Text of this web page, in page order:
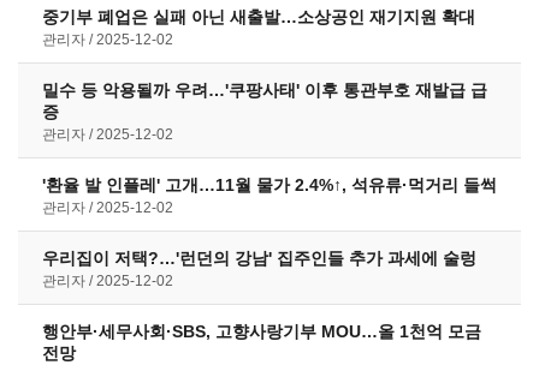
중기부 폐업은 실패 아닌 새출발…소상공인 재기지원 확대
관리자 2025-12-02
밀수 등 악용될까 우려…'쿠팡사태' 이후 통관부호 재발급 급
증
관리자 2025-12-02
'환율 발 인플레' 고개…11월 물가 2.4%↑, 석유류·먹거리 들썩
관리자 2025-12-02
우리집이 저택?…'런던의 강남' 집주인들 추가 과세에 술렁
관리자 2025-12-02
행안부·세무사회·SBS, 고향사랑기부 MOU…올 1천억 모금
전망